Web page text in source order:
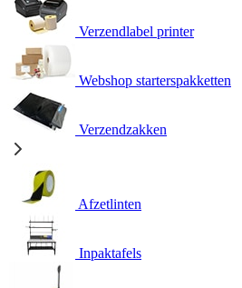
Verzendlabel printer
Webshop starterspakketten
Verzendzakken
Afzetlinten
Inpaktafels